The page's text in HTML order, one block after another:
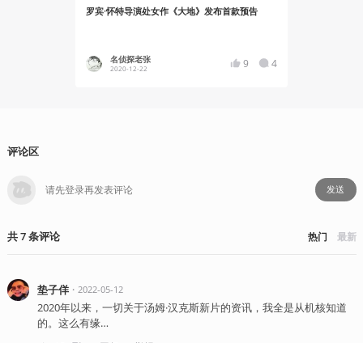
罗宾·怀特导演处女作《大地》发布首款预告
名侦探老张
2020-12-22 9 4
评论区
发送
共7条评论 热门 最新
垫子佯・ 2022-05-12
2020年以来，一切关于汤姆·汉克斯新片的资讯，我全是从机核知道
的。这么有缘…